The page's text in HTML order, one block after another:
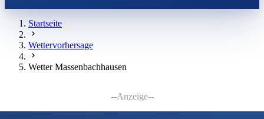
Startseite
Wettervorhersage
Wetter Massenbachhausen
--Anzeige--